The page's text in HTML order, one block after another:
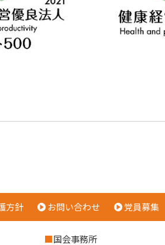
方針 お問い合わせ 党員募集
国会事務所